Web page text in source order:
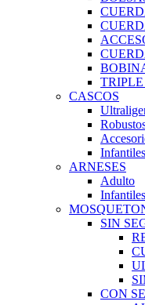
CASCOS
Infantiles
ARNESES
Adulto
Infantiles
SIN
CON